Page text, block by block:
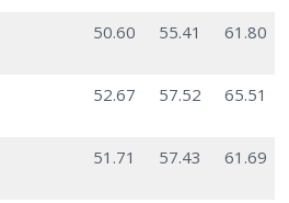
50.60 55.41 61.80
52.67 57.52 65.51
51.71 57.43 61.69